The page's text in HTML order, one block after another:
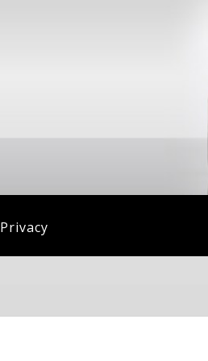
Privacy